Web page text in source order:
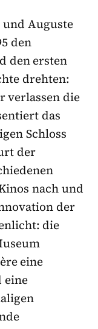
Auguste
den
den ersten
drehten:
verlassen die
das
Schloss
der
nach und
der
die
eine
eine